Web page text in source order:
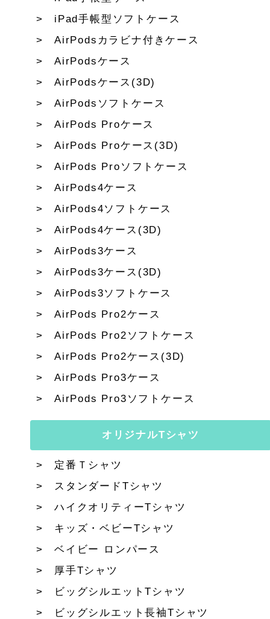
iPad手帳型ソフトケース
AirPodsカラビナ付きケース
AirPodsケース
AirPodsケース(3D)
AirPodsソフトケース
AirPods Proケース
AirPods Proケース(3D)
AirPods Proソフトケース
AirPods4ケース
AirPods4ソフトケース
AirPods4ケース(3D)
AirPods3ケース
AirPods3ケース(3D)
AirPods3ソフトケース
AirPods Pro2ケース
AirPods Pro2ソフトケース
AirPods Pro2ケース(3D)
AirPods Pro3ケース
AirPods Pro3ソフトケース
オリジナルTシャツ
定番Ｔシャツ
スタンダードTシャツ
ハイクオリティーTシャツ
キッズ・ベビーTシャツ
ベイビー ロンパース
厚手Tシャツ
ビッグシルエットTシャツ
ビッグシルエット長袖Tシャツ